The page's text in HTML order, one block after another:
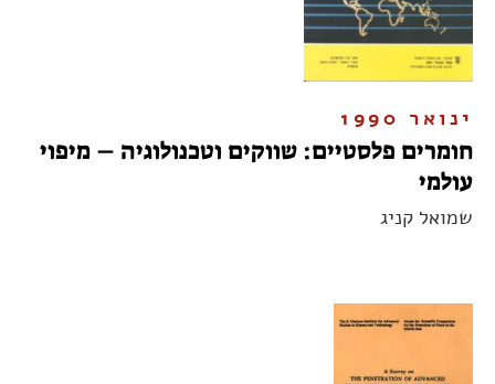
ינואר 1990
חומרים פלסטיים: שווקים וטכנולוגיה – מיפוי
עולמי
שמואל קניג